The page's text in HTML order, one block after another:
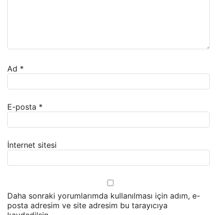
Ad *
E-posta *
İnternet sitesi
Daha sonraki yorumlarımda kullanılması için adım, e-
posta adresim ve site adresim bu tarayıcıya